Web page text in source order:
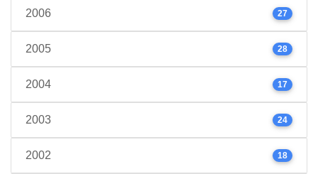
2006 27
2005 28
2004 17
2003 24
2002 18